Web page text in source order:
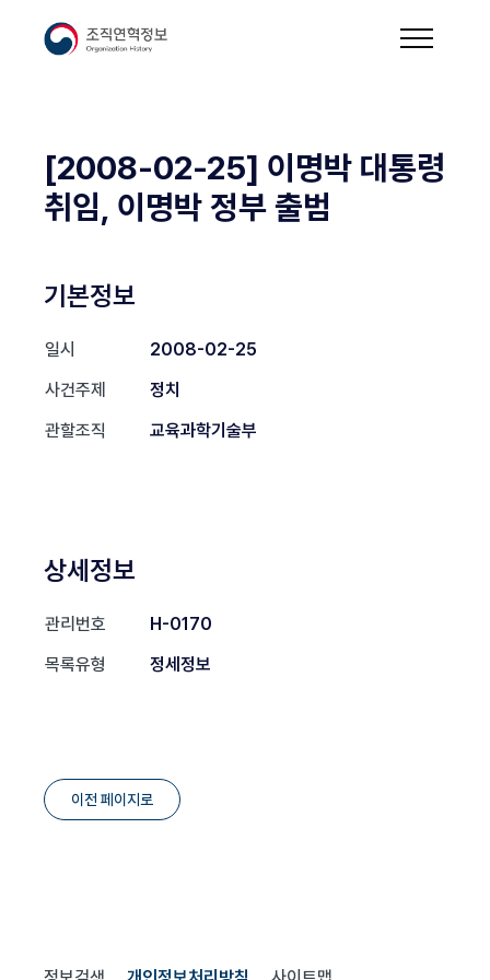
[2008-02-25] 이명박 대통령
취임, 이명박 정부 출범
기본정보
일시
2008-02-25
사건주제
정치
관할조직
교육과학기술부
상세정보
관리번호
H-0170
목록유형
정세정보
이전 페이지로